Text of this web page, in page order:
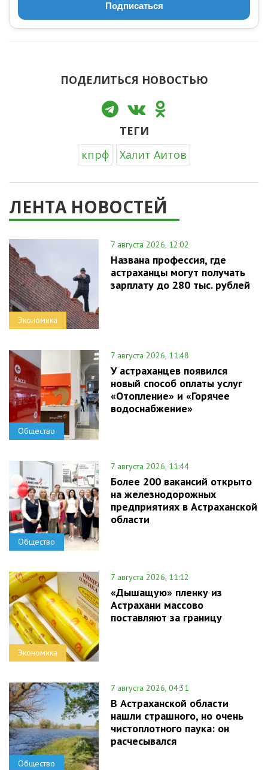
Подписаться
ПОДЕЛИТЬСЯ НОВОСТЬЮ
ТЕГИ
кпрф
Халит Аитов
ЛЕНТА НОВОСТЕЙ
Экономика
7 августа 2026, 12:02
Названа профессия, где
астраханцы могут получать
зарплату до 280 тыс. рублей
Общество
7 августа 2026, 11:48
У астраханцев появился
новый способ оплаты услуг
«Отопление» и «Горячее
водоснабжение»
Общество
7 августа 2026, 11:44
Более 200 вакансий открыто
на железнодорожных
предприятиях в Астраханской
области
Экономика
7 августа 2026, 11:12
«Дышащую» пленку из
Астрахани массово
поставляют за границу
Общество
7 августа 2026, 04:31
В Астраханской области
нашли страшного, но очень
чистоплотного паука: он
расчесывался